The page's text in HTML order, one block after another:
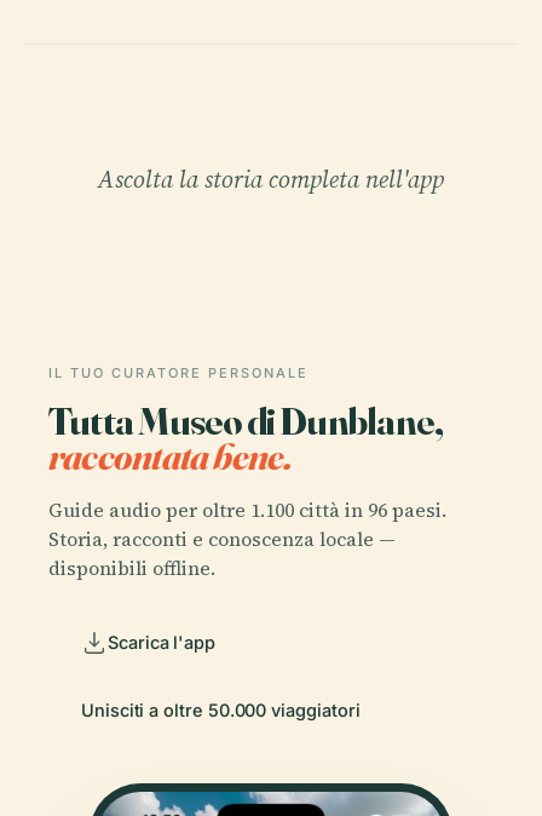
Ascolta la storia completa nell'app
IL TUO CURATORE PERSONALE
Tutta Museo di Dunblane,
raccontata bene.
Guide audio per oltre 1.100 città in 96 paesi.
Storia, racconti e conoscenza locale —
disponibili offline.
Scarica l'app
Unisciti a oltre 50.000 viaggiatori